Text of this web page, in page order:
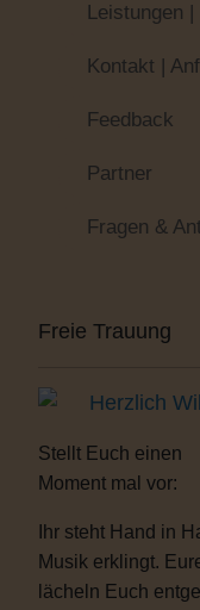
Leistungen
Kontakt |
Feedback
Partner
Fragen &
Freie Trauung
Herzlich
Stellt Euch einen
Moment mal vor:
Ihr steht Hand in
Musik erklingt.
lächeln Euch